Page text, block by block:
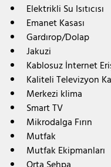
Elektrikli Su Isıtıcısı
Emanet Kasası
Gardırop/Dolap
Jakuzi
Kablosuz İnternet
Kaliteli Televizyon
Merkezi klima
Smart TV
Mikrodalga Fırın
Mutfak
Mutfak Ekipmanları